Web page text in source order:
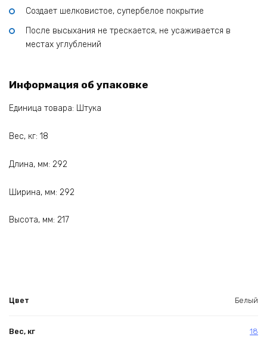
Создает шелковистое, супербелое покрытие
После высыхания не трескается, не усаживается в
местах углублений
Информация об упаковке
Единица товара: Штука
Вес, кг: 18
Длина, мм: 292
Ширина, мм: 292
Высота, мм: 217
Цвет Белый
Вес, кг 18